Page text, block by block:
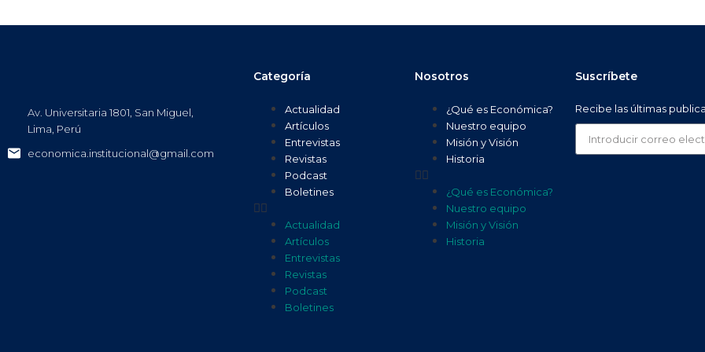
Av. Universitaria 1801, San Miguel,
Lima, Perú
economica.institucional@gmail.com
Categoría
Actualidad
Artículos
Entrevistas
Revistas
Podcast
Boletines
Actualidad
Artículos
Entrevistas
Revistas
Podcast
Boletines
Nosotros
¿Qué es Económica?
Nuestro equipo
Misión y Visión
Historia
¿Qué es Económica?
Nuestro equipo
Misión y Visión
Historia
Suscríbete
Recibe las últimas